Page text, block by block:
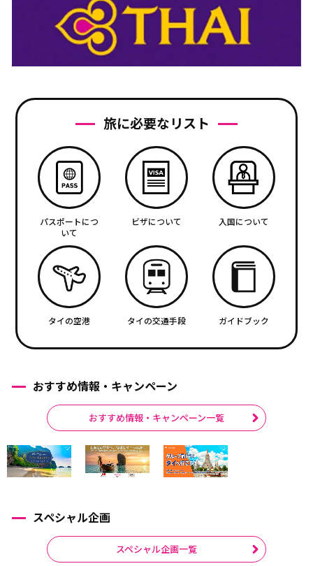
旅に必要なリスト
パスポートにつ
いて
ビザについて 入国について
タイの空港 タイの交通手段 ガイドブック
おすすめ情報・キャンペーン
おすすめ情報・キャンペーン一覧
スペシャル企画
スペシャル企画一覧